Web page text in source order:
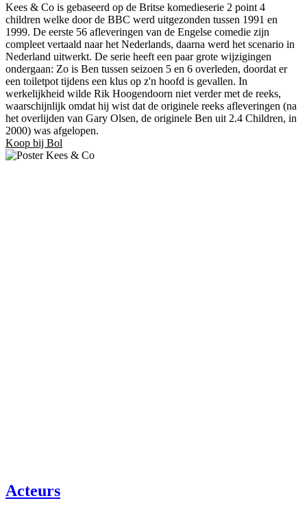
Kees & Co is gebaseerd op de Britse komedieserie 2 point 4
children welke door de BBC werd uitgezonden tussen 1991 en
1999. De eerste 56 afleveringen van de Engelse comedie zijn
compleet vertaald naar het Nederlands, daarna werd het scenario in
Nederland uitwerkt. De serie heeft een paar grote wijzigingen
ondergaan: Zo is Ben tussen seizoen 5 en 6 overleden, doordat er
een toiletpot tijdens een klus op z'n hoofd is gevallen. In
werkelijkheid wilde Rik Hoogendoorn niet verder met de reeks,
waarschijnlijk omdat hij wist dat de originele reeks afleveringen (na
het overlijden van Gary Olsen, de originele Ben uit 2.4 Children, in
2000) was afgelopen.
Koop bij Bol
Acteurs